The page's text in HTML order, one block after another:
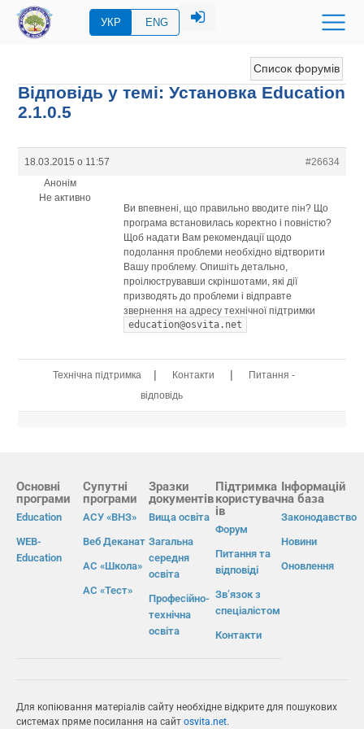
УКР ENG
Список форумів
Відповідь у темі: Установка Education
2.1.0.5
18.03.2015 о 11:57
#26634
Анонім
Не активно
Ви впевнені, що правильно вводите пін? Що
програма встановилась коректно і повністю?
Щоб надати Вам рекомендації щодо
подолання проблеми необхідно відтворити
Вашу проблему. Опишіть детально,
проілюструвавши скріншотами, які дії
призводять до проблеми і відправте
звернення на адресу технічної підтримки
education@osvita.net
Технічна підтримка | Контакти |
Питання -
відповідь
Основні
програми
Education
WEB-
Education
Супутні
програми
АСУ «ВНЗ»
Веб Деканат
АС «Школа»
АС «Тест»
Зразки
документів
Вища освіта
Загальна
середня
освіта
Професійно-
технічна
освіта
Підтримка
користувач
ів
Форум
Питання та
відповіді
Зв’язок з
спеціалістом
Контакти
Інформацій
на база
Законодавство
Новини
Оновлення
Для копіювання матеріалів сайту необхідне відкрите для пошукових
системах пряме посилання на сайт osvita.net.